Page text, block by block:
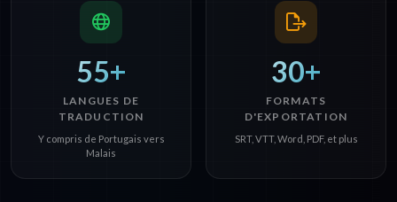
55+
LANGUES DE
TRADUCTION
Y compris de Portugais vers
Malais
30+
FORMATS
D'EXPORTATION
SRT, VTT, Word, PDF, et plus